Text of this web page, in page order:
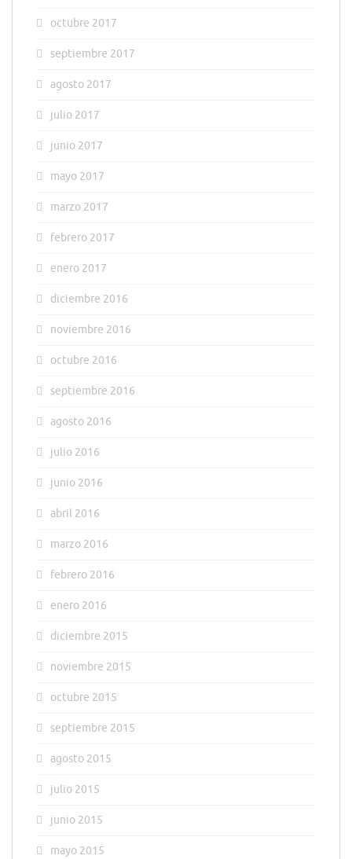
octubre 2017
septiembre 2017
agosto 2017
julio 2017
junio 2017
mayo 2017
marzo 2017
febrero 2017
enero 2017
diciembre 2016
noviembre 2016
octubre 2016
septiembre 2016
agosto 2016
julio 2016
junio 2016
abril 2016
marzo 2016
febrero 2016
enero 2016
diciembre 2015
noviembre 2015
octubre 2015
septiembre 2015
agosto 2015
julio 2015
junio 2015
mayo 2015